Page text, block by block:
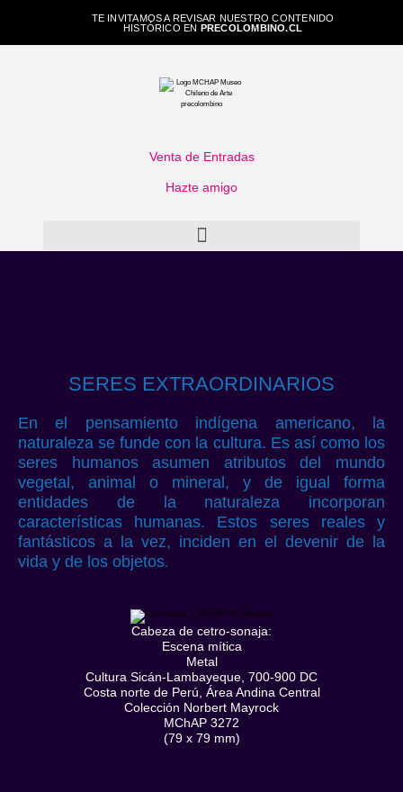
TE INVITAMOS A REVISAR NUESTRO CONTENIDO
HISTÓRICO EN PRECOLOMBINO.CL
Venta de Entradas
Hazte amigo
SERES EXTRAORDINARIOS
En el pensamiento indígena americano, la
naturaleza se funde con la cultura. Es así como los
seres humanos asumen atributos del mundo
vegetal, animal o mineral, y de igual forma
entidades de la naturaleza incorporan
características humanas. Estos seres reales y
fantásticos a la vez, inciden en el devenir de la
vida y de los objetos.
Cabeza de cetro-sonaja:
Escena mítica
Metal
Cultura Sicán-Lambayeque, 700-900 DC
Costa norte de Perú, Área Andina Central
Colección Norbert Mayrock
MChAP 3272
(79 x 79 mm)